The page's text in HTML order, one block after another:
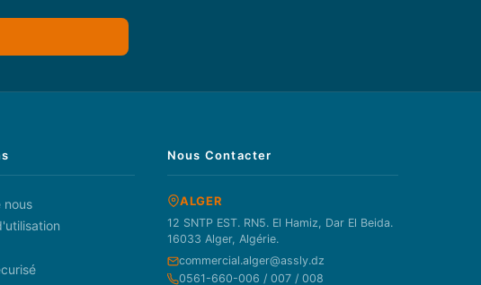
nous
Nous Contacter
ALGER
12 SNTP EST. RN5. El Hamiz, Dar El Beida.
16033 Alger, Algérie.
commercial.alger@assly.dz
0561-660-006 / 007 / 008